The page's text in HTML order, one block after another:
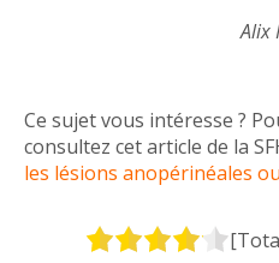
Alix
Ce sujet vous intéresse ?
consultez cet article de la
les lésions anopérinéales